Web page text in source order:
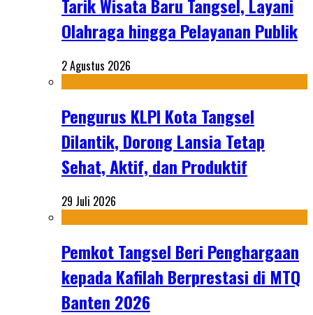
Tarik Wisata Baru Tangsel, Layani
Olahraga hingga Pelayanan Publik
2 Agustus 2026
Pengurus KLPI Kota Tangsel
Dilantik, Dorong Lansia Tetap
Sehat, Aktif, dan Produktif
29 Juli 2026
Pemkot Tangsel Beri Penghargaan
kepada Kafilah Berprestasi di MTQ
Banten 2026